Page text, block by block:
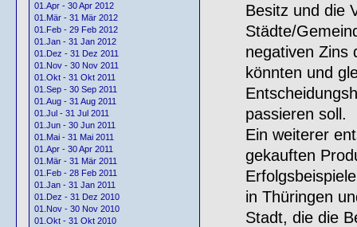
01.Apr - 30 Apr 2012
01.Mär - 31 Mär 2012
01.Feb - 29 Feb 2012
01.Jan - 31 Jan 2012
01.Dez - 31 Dez 2011
01.Nov - 30 Nov 2011
01.Okt - 31 Okt 2011
01.Sep - 30 Sep 2011
01.Aug - 31 Aug 2011
01.Jul - 31 Jul 2011
01.Jun - 30 Jun 2011
01.Mai - 31 Mai 2011
01.Apr - 30 Apr 2011
01.Mär - 31 Mär 2011
01.Feb - 28 Feb 2011
01.Jan - 31 Jan 2011
01.Dez - 31 Dez 2010
01.Nov - 30 Nov 2010
01.Okt - 31 Okt 2010
Besitz und die
Städte/
negativen Zins
könnten und
passieren soll.
Ein weiterer
gekauften
in Thüringen
Stadt, die die